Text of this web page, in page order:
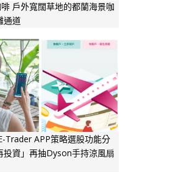
戶外寬闊草地的都蘭海景咖
通道
Trader APP策略選股功能分
投資」再抽Dyson手持涼風扇